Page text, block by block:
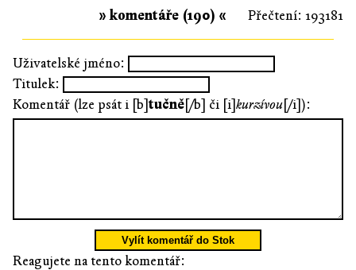
Přečtení: 193181
» komentáře (190) «
Uživatelské jméno:
Titulek:
Komentář (lze psát i [b]tučně[/b] či [i]kurzívou[/i]):
Vylít komentář do Stok
Reagujete na tento komentář: